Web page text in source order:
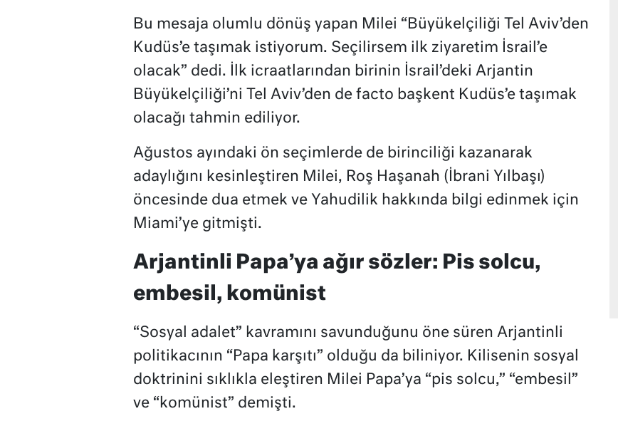
Bu mesaja olumlu dönüş yapan Milei “Büyükelçiliği Tel Aviv’den
Kudüs’e taşımak istiyorum. Seçilirsem ilk ziyaretim İsrail’e
olacak” dedi. İlk icraatlarından birinin İsrail’deki Arjantin
Büyükelçiliği’ni Tel Aviv’den de facto başkent Kudüs’e taşımak
olacağı tahmin ediliyor.
Ağustos ayındaki ön seçimlerde de birinciliği kazanarak
adaylığını kesinleştiren Milei, Roş Haşanah (İbrani Yılbaşı)
öncesinde dua etmek ve Yahudilik hakkında bilgi edinmek için
Miami’ye gitmişti.
Arjantinli Papa’ya ağır sözler: Pis solcu,
embesil, komünist
“Sosyal adalet” kavramını savunduğunu öne süren Arjantinli
politikacının “Papa karşıtı” olduğu da biliniyor. Kilisenin sosyal
doktrinini sıklıkla eleştiren Milei Papa’ya “pis solcu,” “embesil”
ve “komünist” demişti.